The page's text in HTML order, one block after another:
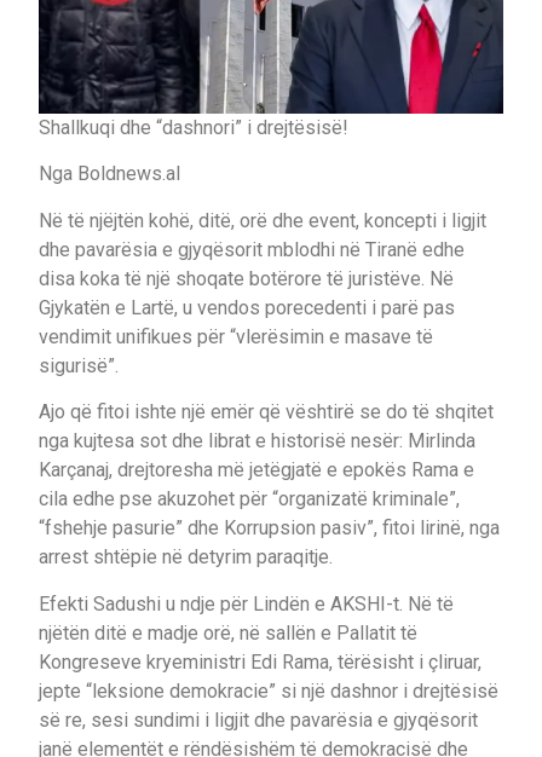
Shallkuqi dhe “dashnori” i drejtësisë!
Nga Boldnews.al
Në të njëjtën kohë, ditë, orë dhe event, koncepti i ligjit
dhe pavarësia e gjyqësorit mblodhi në Tiranë edhe
disa koka të një shoqate botërore të juristëve. Në
Gjykatën e Lartë, u vendos porecedenti i parë pas
vendimit unifikues për “vlerësimin e masave të
sigurisë”.
Ajo që fitoi ishte një emër që vështirë se do të shqitet
nga kujtesa sot dhe librat e historisë nesër: Mirlinda
Karçanaj, drejtoresha më jetëgjatë e epokës Rama e
cila edhe pse akuzohet për “organizatë kriminale”,
“fshehje pasurie” dhe Korrupsion pasiv”, fitoi lirinë, nga
arrest shtëpie në detyrim paraqitje.
Efekti Sadushi u ndje për Lindën e AKSHI-t. Në të
njëtën ditë e madje orë, në sallën e Pallatit të
Kongreseve kryeministri Edi Rama, tërësisht i çliruar,
jepte “leksione demokracie” si një dashnor i drejtësisë
së re, sesi sundimi i ligjit dhe pavarësia e gjyqësorit
janë elementët e rëndësishëm të demokracisë dhe